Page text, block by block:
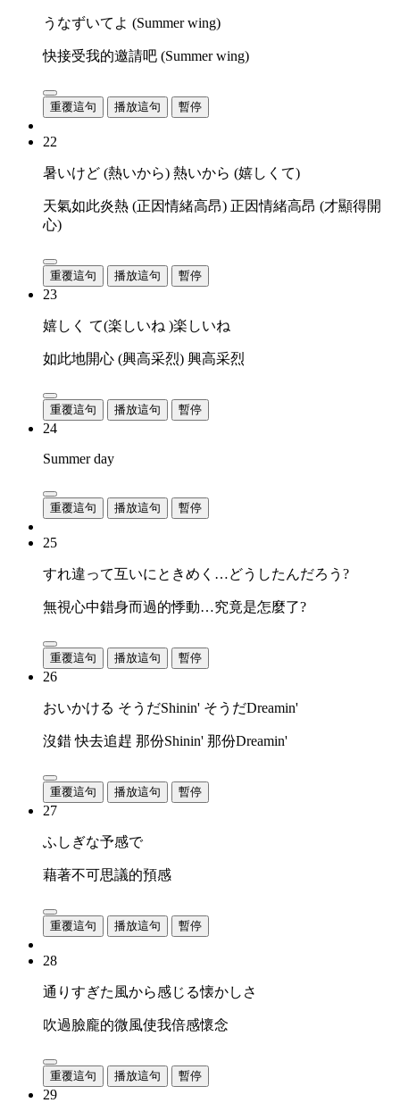
うなずいてよ (Summer wing)
快接受我的邀請吧 (Summer wing)
重覆這句 播放這句 暫停
22
暑いけど (熱いから) 熱いから (嬉しくて)
天氣如此炎熱 (正因情緒高昂) 正因情緒高昂 (才顯得開
心)
重覆這句 播放這句 暫停
23
嬉しく て(楽しいね )楽しいね
如此地開心 (興高采烈) 興高采烈
重覆這句 播放這句 暫停
24
Summer day
重覆這句 播放這句 暫停
25
すれ違って互いにときめく…どうしたんだろう?
無視心中錯身而過的悸動…究竟是怎麼了?
重覆這句 播放這句 暫停
26
おいかける そうだShinin' そうだDreamin'
沒錯 快去追趕 那份Shinin' 那份Dreamin'
重覆這句 播放這句 暫停
27
ふしぎな予感で
藉著不可思議的預感
重覆這句 播放這句 暫停
28
通りすぎた風から感じる懐かしさ
吹過臉龐的微風使我倍感懷念
重覆這句 播放這句 暫停
29